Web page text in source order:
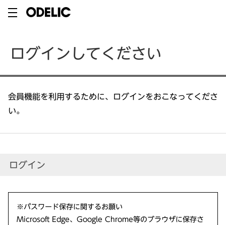
ログインしてください
会員機能を利用するために、ログインをおこなってくださ
い。
ログイン
※パスワード保存に関するお願い
Microsoft Edge、Google Chrome等のブラウザに保存さ